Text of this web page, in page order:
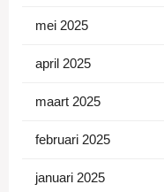
mei 2025
april 2025
maart 2025
februari 2025
januari 2025